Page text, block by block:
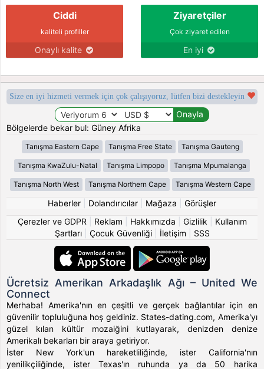
Ciddi
kaliteli profiller
Onaylı kalite
Ziyaretçiler
Çok ziyaret edilen
En iyi
Size en iyi hizmeti vermek için çok çalışıyoruz, lütfen bizi destekleyin
Bölgelerde bekar bul: Güney Afrika
Tanışma Eastern Cape Tanışma Free State Tanışma Gauteng
Tanışma KwaZulu-Natal Tanışma Limpopo Tanışma Mpumalanga
Tanışma North West Tanışma Northern Cape Tanışma Western Cape
Haberler Dolandırıcılar Mağaza
Görüşler
Çerezler ve GDPR
Reklam Hakkımızda Gizlilik
Kullanım
Şartları| Çocuk Güvenliği| İletişim SSS
Ücretsiz Amerikan Arkadaşlık Ağı – United We
Connect
Merhaba! Amerika'nın en çeşitli ve gerçek bağlantılar için en
güvenilir topluluğuna hoş geldiniz. States-dating.com, Amerika'yı
güzel kılan kültür mozaiğini kutlayarak, denizden denize
Amerikalı bekarları bir araya getiriyor.
İster New York'un hareketliliğinde, ister California'nın
yenilikçiliğinde, ister Texas'ın ruhunda ya da 50 harika